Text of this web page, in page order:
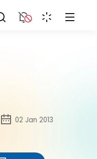
02 Jan 2013